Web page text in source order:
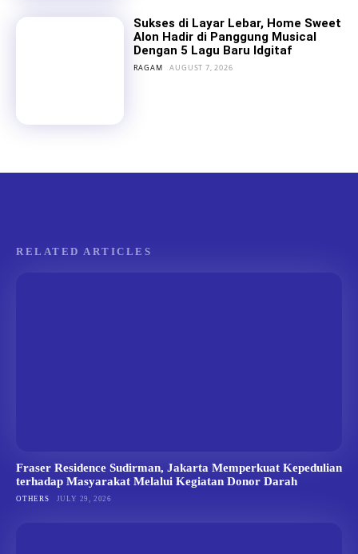
Sukses di Layar Lebar, Home Sweet
Alon Hadir di Panggung Musical
Dengan 5 Lagu Baru Idgitaf
RAGAM AUGUST 7, 2026
RELATED ARTICLES
Fraser Residence Sudirman, Jakarta Memperkuat Kepedulian
terhadap Masyarakat Melalui Kegiatan Donor Darah
OTHERS JULY 29, 2026